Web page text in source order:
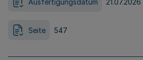
Seite 547